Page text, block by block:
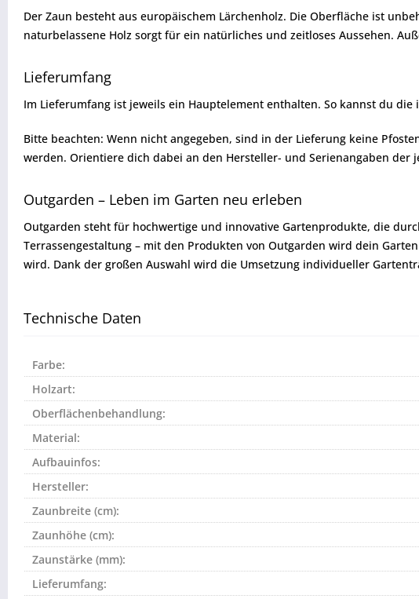
Der Zaun besteht aus europäischem Lärchenholz. Die Oberfläche ist
naturbelassene Holz sorgt für ein natürliches und zeitloses Aussehen.
Lieferumfang
Im Lieferumfang ist jeweils ein Hauptelement enthalten. So kannst du
Bitte beachten: Wenn nicht angegeben, sind in der Lieferung keine
werden. Orientiere dich dabei an den Hersteller- und Serienangaben der
Outgarden – Leben im Garten neu erleben
Outgarden steht für hochwertige und innovative Gartenprodukte, die
Terrassengestaltung – mit den Produkten von Outgarden wird dein
wird. Dank der großen Auswahl wird die Umsetzung individueller
Technische Daten
Farbe:
Holzart:
Oberflächenbehandlung:
Material:
Aufbauinfos:
Hersteller:
Zaunbreite (cm):
Zaunhöhe (cm):
Zaunstärke (mm):
Lieferumfang: